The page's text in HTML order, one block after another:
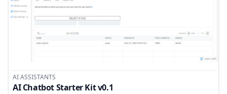
AI ASSISTANTS
AI Chatbot Starter Kit v0.1